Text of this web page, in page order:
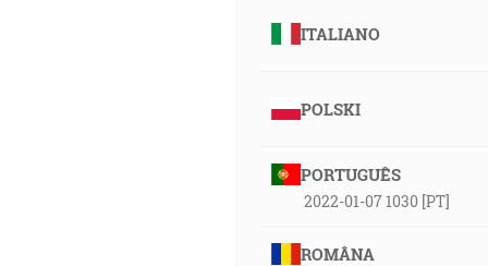
ITALIANO
POLSKI
PORTUGUÊS
2022-01-07 1030 [PT]
ROMÂNA